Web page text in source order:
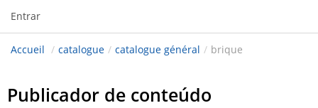
Entrar
Accueil / catalogue / catalogue général / brique
Publicador de conteúdo